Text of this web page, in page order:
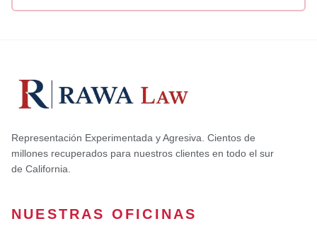
Representación Experimentada y Agresiva. Cientos de
millones recuperados para nuestros clientes en todo el sur
de California.
NUESTRAS OFICINAS